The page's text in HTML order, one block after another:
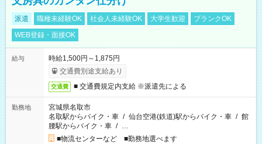
派遣 職種未経験OK 社会人未経験OK 大学生歓迎
ブランクOK
WEB登録・面接OK
給与
時給1,500円～1,875円
交通費別途支給あり
交通費 ■ 交通費規定内支給 ※派遣先による
勤務地
宮城県名取市
名取駅からバイク・車 / 仙台空港(鉄道)駅からバイク・車 / 館
腰駅からバイク・車 / …
■物流センターなど ■勤務地選べます